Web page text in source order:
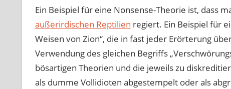
Ein Beispiel für eine Nonsense-Theorie ist, dass
außerirdischen Reptilien regiert. Ein Beispiel für
Weisen von Zion“, die in fast jeder Erörterung
Verwendung des gleichen Begriffs
bösartigen Theorien und die jeweils zu
als dumme Vollidioten abgestempelt oder als